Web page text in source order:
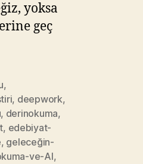
yoksa
geç
,
, deepwork,
, derinokuma,
, edebiyat-
, geleceğin-
ve-AI,